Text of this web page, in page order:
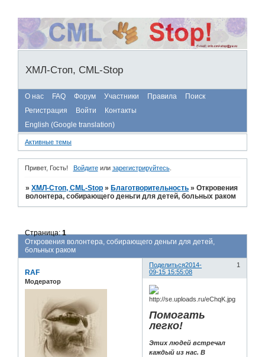
ХМЛ-Стоп, CML-Stop
О нас FAQ Форум Участники Правила
Поиск
Регистрация
Войти
Контакты
English (Google translation)
Активные темы
Привет, Гость! Войдитеили зарегистрируйтесь.
»ХМЛ-Стоп, CML-Stop » Благотворительность »Откровения
волонтера, собирающего деньги для детей, больных раком
Откровения волонтера, собирающего деньги для детей,
больных раком
Страница:1
Поделиться 1
2014-
09-15 15:55:08
RAF
Модератор
Помогать
легко!
Этих людей встречал
каждый из нас. В